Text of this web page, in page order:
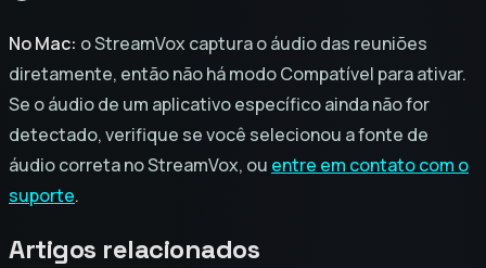
No Mac: o StreamVox captura o áudio das reuniões
diretamente, então não há modo Compatível para ativar.
Se o áudio de um aplicativo específico ainda não for
detectado, verifique se você selecionou a fonte de
áudio correta no StreamVox, ou entre em contato com o
suporte.
Artigos relacionados